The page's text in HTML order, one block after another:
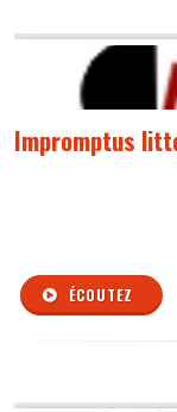
Impromptus
ÉCOUTEZ